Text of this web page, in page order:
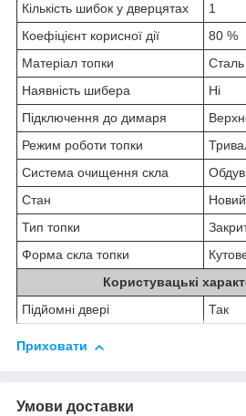
Кількість шибок у дверцятах
1
Коефіцієнт корисної дії
80 %
Матеріал топки
Сталь
Наявність шибера
Ні
Підключення до димаря
Режим роботи топки
Система очищення скла
Обдув
Стан
Новий
Тип топки
Форма скла топки
Користувацькі
Підйомні двері
Так
Приховати
Умови доставки